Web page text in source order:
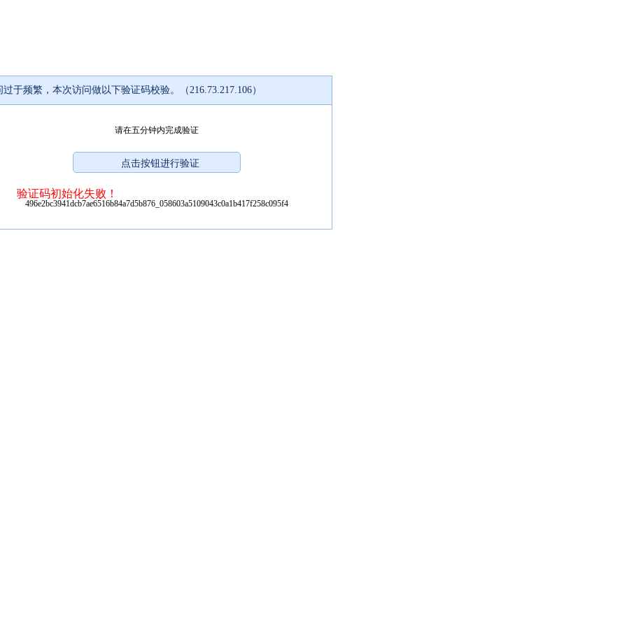
过于频繁，本次访问做以下验证码校验。（216.73.217.106）
请在五分钟内完成验证
验证码初始化失败！
496e2bc3941dcb7ae6516b84a7d5b876_058603a5109043c0a1b417f258c095f4